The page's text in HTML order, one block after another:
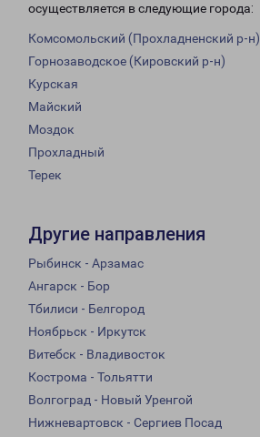
осуществляется в следующие города:
Комсомольский (Прохладненский р-н)
Горнозаводское (Кировский р-н)
Курская
Майский
Моздок
Прохладный
Терек
Другие направления
Рыбинск - Арзамас
Ангарск - Бор
Тбилиси - Белгород
Ноябрьск - Иркутск
Витебск - Владивосток
Кострома - Тольятти
Волгоград - Новый Уренгой
Нижневартовск - Сергиев Посад